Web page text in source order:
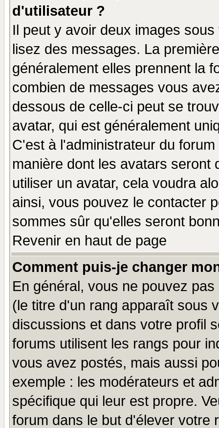
d'utilisateur ?
Il peut y avoir deux images
lisez des messages. La
généralement elles prennent la
combien de messages vous
dessous de celle-ci peut se
avatar, qui est généralement
C'est à l'administrateur du
manière dont les avatars seront
utiliser un avatar, cela voudra
ainsi, vous pouvez le contacter
sommes sûr qu'elles seront
Revenir en haut de page
Comment puis-je changer
En général, vous ne pouvez
(le titre d'un rang apparaît sous
discussions et dans votre profil
forums utilisent les rangs pour
vous avez postés, mais aussi
exemple : les modérateurs et
spécifique qui leur est propre.
forum dans le but d'élever votre